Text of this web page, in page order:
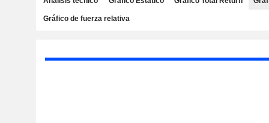
Gráfico de fuerza relativa